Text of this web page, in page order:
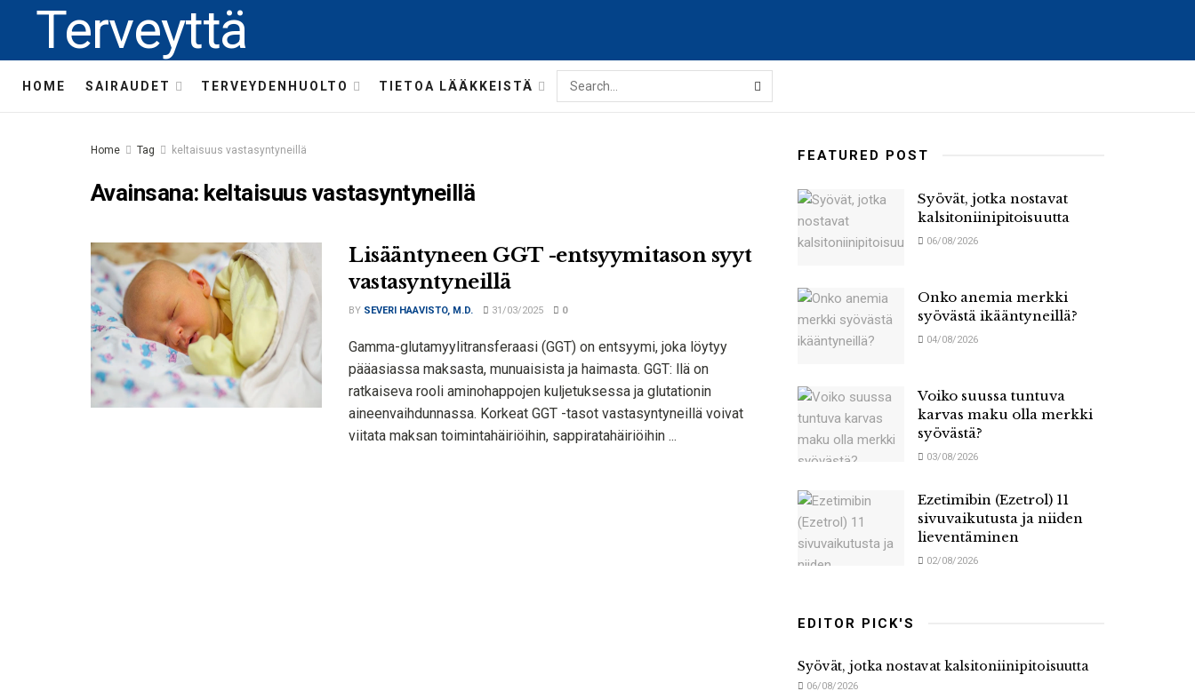
Terveyttä
HOME SAIRAUDET TERVEYDENHUOLTO TIETOA LÄÄKKEISTÄ
Home Tag keltaisuus vastasyntyneillä
Avainsana: keltaisuus vastasyntyneillä
Lisääntyneen GGT -entsyymitason syyt
vastasyntyneillä
BY SEVERI HAAVISTO, M.D. 31/03/2025 0
Gamma-glutamyylitransferaasi (GGT) on entsyymi, joka löytyy
pääasiassa maksasta, munuaisista ja haimasta. GGT: llä on
ratkaiseva rooli aminohappojen kuljetuksessa ja glutationin
aineenvaihdunnassa. Korkeat GGT -tasot vastasyntyneillä voivat
viitata maksan toimintahäiriöihin, sappiratahäiriöihin ...
FEATURED POST
Syövät, jotka nostavat
kalsitoniinipitoisuutta
06/08/2026
Onko anemia merkki
syövästä ikääntyneillä?
04/08/2026
Voiko suussa tuntuva
karvas maku olla merkki
syövästä?
03/08/2026
Ezetimibin (Ezetrol) 11
sivuvaikutusta ja niiden
lieventäminen
02/08/2026
EDITOR PICK'S
Syövät, jotka nostavat kalsitoniinipitoisuutta
06/08/2026